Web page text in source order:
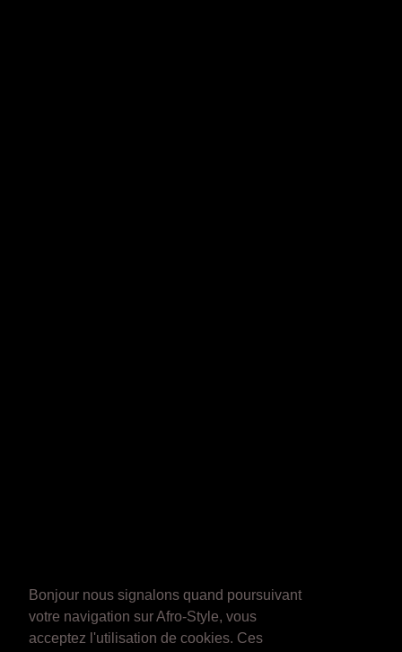
Bonjour nous signalons quand poursuivant
votre navigation sur Afro-Style, vous
acceptez l'utilisation de cookies. Ces